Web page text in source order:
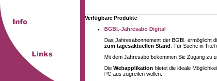
Verfügbare Produkte
BGBl.-Jahresabo Digital
Das Jahresabonnement der BGBl. ermöglicht
zum tagesaktuellen Stand . Für Suche in
Mit dem Jahresabo bekommen Sie Zugang zu
DieWebapplikation bietet die ideale
PC aus zugreifen wollen.